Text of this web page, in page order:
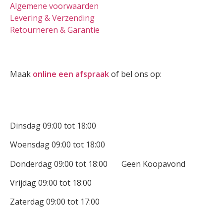
Algemene voorwaarden
Levering & Verzending
Retourneren & Garantie
Maak online een afspraakof bel ons op:
Dinsdag 09:00 tot 18:00
Woensdag 09:00 tot 18:00
Donderdag 09:00 tot 18:00 Geen Koopavond
Vrijdag 09:00 tot 18:00
Zaterdag 09:00 tot 17:00